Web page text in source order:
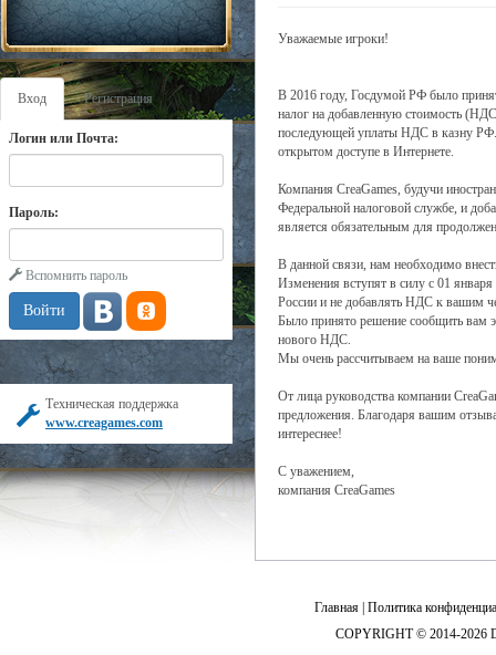
Вход Регистрация
Логин или Почта:
Пароль:
Вспомнить пароль
Техническая поддержка
www.creagames.com
Уважаемые игроки!
В 2016 году, Госдумой РФ было
налог на добавленную стоимость
последующей уплаты НДС в казну РФ.
открытом доступе в Интернете.
Компания CreaGames, будучи
Федеральной налоговой службе, и
является обязательным для
В данной связи, нам необходимо
Изменения вступят в силу с 01
России и не добавлять НДС к вашим
Было принято решение сообщить вам
нового НДС.
Мы очень рассчитываем на ваше
От лица руководства компании
предложения. Благодаря вашим
интереснее!
С уважением,
компания CreaGames
Главная Политика
COPYRIGHT © 2014-2026